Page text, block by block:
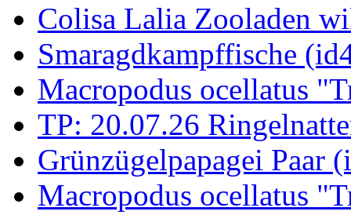
Colisa Lalia Zooladen
Smaragdkampffische
Macropodus ocellatus
TP: 20.07.26
Grünzügelpapagei Paar
Macropodus ocellatus